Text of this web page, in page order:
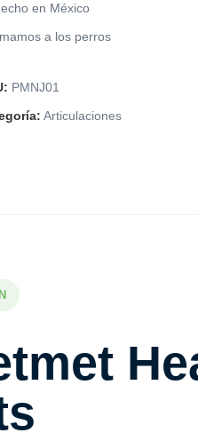
en México
a los perros
PMNJ01
Articulaciones